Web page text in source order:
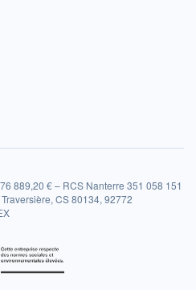
889,20 € – RCS Nanterre 351 058 151
CS 80134, 92772